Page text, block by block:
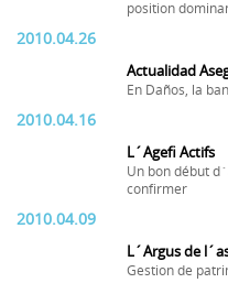
position
2010.04.26
Actualidad
En Daños, la
2010.04.16
L´Agefi Actifs
Un bon début
confirmer
2010.04.09
L´Argus de
Gestion de